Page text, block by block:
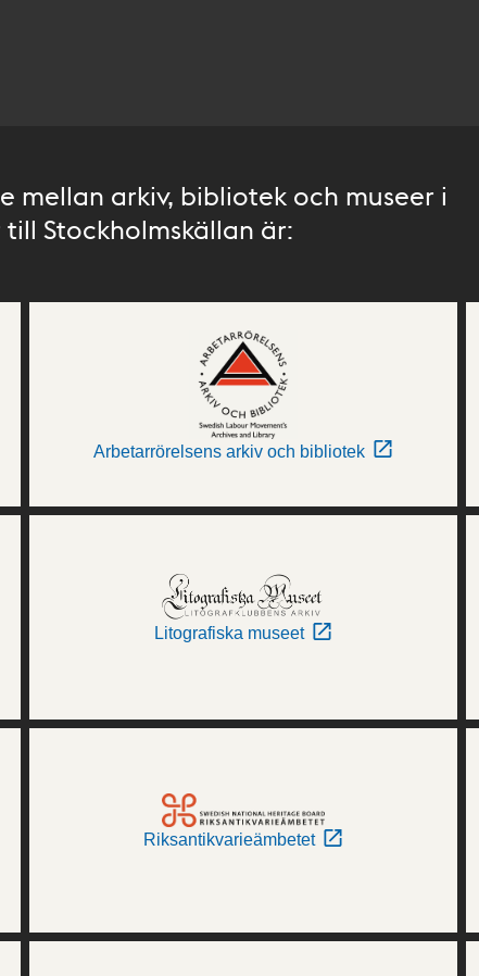
mellan arkiv, bibliotek och museer i
Stockholmskällan är:
Arbetarrörelsens arkiv och bibliotek
Litografiska museet
Riksantikvarieämbetet